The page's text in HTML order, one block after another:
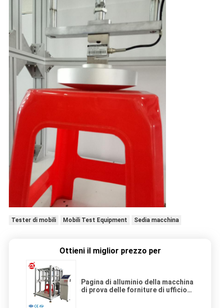
Tester di mobili Mobili Test Equipment Sedia macchina
Ottieni il miglior prezzo per
Pagina di alluminio della macchina
di prova delle forniture di ufficio